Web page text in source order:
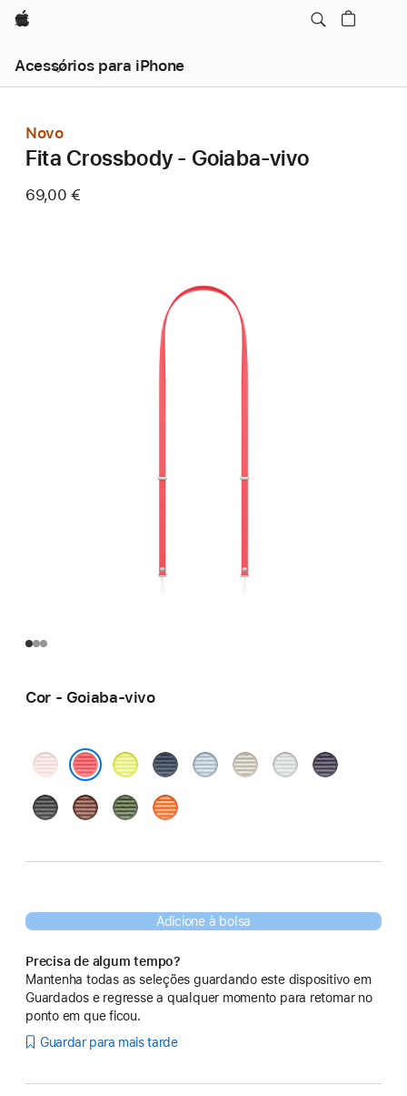
Apple
Acessórios para iPhone
Novo
Fita Crossbody - Goiaba‑vivo
69,00 €
Cor - Goiaba‑vivo
Rosa‑pálidoAmarelo-
Azul
Azul-
BronzeCinzento‑claro
Roxo
Preto SiennaVerdeLaranja
Adicione à bolsa
Precisa de algum tempo?
Mantenha todas as seleções guardando este dispositivo em
Guardados e regresse a qualquer momento para retomar no
ponto em que ficou.
Guardar para mais tarde